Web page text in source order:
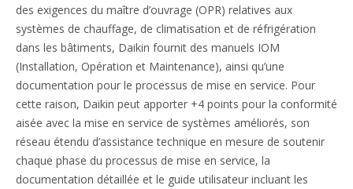
des exigences du maître d’ouvrage (OPR) relatives aux
systèmes de chauffage, de climatisation et de réfrigération
dans les bâtiments, Daikin fournit des manuels IOM
(Installation, Opération et Maintenance), ainsi qu’une
documentation pour le processus de mise en service. Pour
cette raison, Daikin peut apporter +4 points pour la conformité
aisée avec la mise en service de systèmes améliorés, son
réseau étendu d’assistance technique en mesure de soutenir
chaque phase du processus de mise en service, la
documentation détaillée et le guide utilisateur incluant les